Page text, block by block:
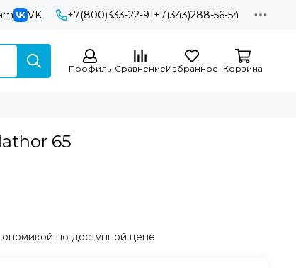
VK +7(800)333-22-91+7(343)288-56-54
Профиль СравнениеИзбранное Корзина
65
по доступной цене